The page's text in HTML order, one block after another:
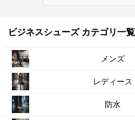
ビジネスシューズ カテゴリ一覧
メンズ
レディース
防水